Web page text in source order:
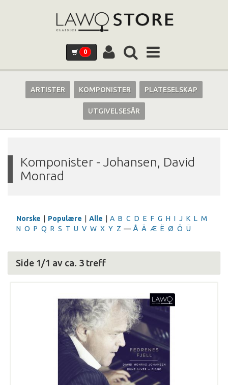
0
ARTISTER KOMPONISTER PLATESELSKAP
UTGIVELSESÅR
Komponister - Johansen, David
Monrad
Norske Populære Alle A B C D E F G H I J K L M
N O P Q R S T U V W X Y Z — Å Ä Æ Ë Ø Ö Ü
Side 1/1 av ca. 3 treff